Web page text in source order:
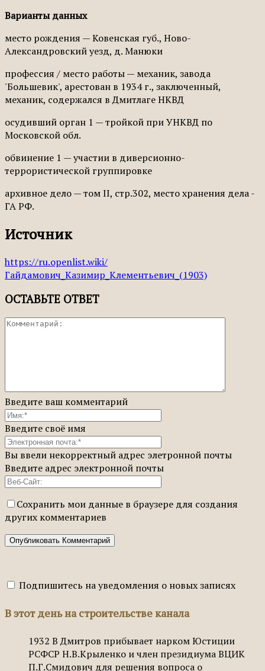
Варианты данных
место рождения — Ковенская губ., Ново-
Александровский уезд, д. Манюки
профессия / место работы — механик, завода
'Большевик', арестован в 1934 г., заключенный,
механик, содержался в Дмитлаге НКВД
осудивший орган 1 — тройкой при УНКВД по
Московской обл.
обвинение 1 — участии в диверсионно-
террористической группировке
архивное дело — том II, стр.302, место хранения дела -
ГА РФ.
Источник
https://ru.openlist.wiki/
Гайдамович_Казимир_Клементьевич_(1903)
ОСТАВЬТЕ ОТВЕТ
Введите ваш комментарий
Введите своё имя
Вы ввели некорректный адрес элетронной почты
Введите адрес электронной почты
Сохранить мои данные в браузере для создания
других комментариев
Подпишитесь на уведомления о новых записях
В этот день на строительстве канала
1932 В Дмитров прибывает нарком Юстиции
РСФСР Н.В.Крыленко и член президиума ВЦИК
П.Г.Смидович для решения вопроса о